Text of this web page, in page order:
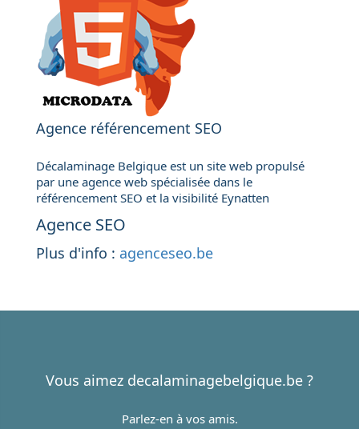
Agence référencement SEO
Décalaminage Belgique est un site web propulsé
par une agence web spécialisée dans le
référencement SEO et la visibilité Eynatten
Agence SEO
Plus d'info : agenceseo.be
Vous aimez decalaminagebelgique.be ?
Parlez-en à vos amis.